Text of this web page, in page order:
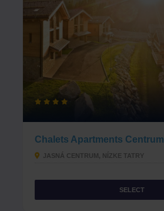
Chalets Apartments Centrum
JASNÁ CENTRUM, NÍZKE TATRY
SELECT